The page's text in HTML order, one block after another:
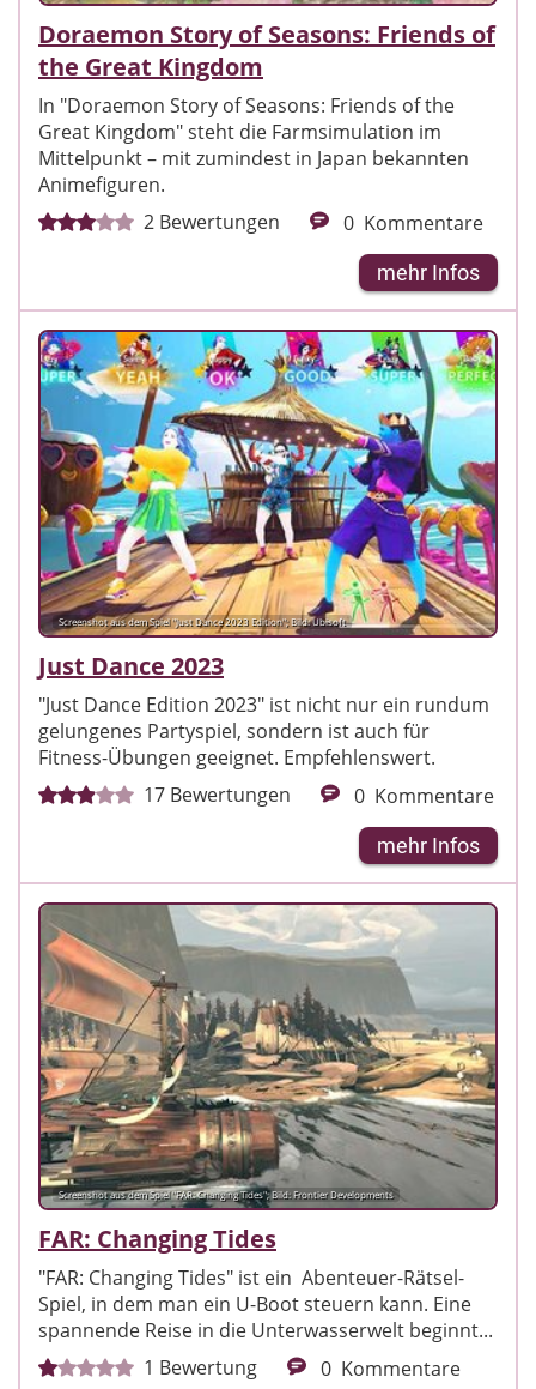
Doraemon Story of Seasons: Friends of
the Great Kingdom
In "Doraemon Story of Seasons: Friends of the
Great Kingdom" steht die Farmsimulation im
Mittelpunkt – mit zumindest in Japan bekannten
Animefiguren.
2 Bewertungen 0 Kommentare
mehr Infos
Screenshot aus dem Spiel "Just Dance 2023 Edition"; Bild: Ubisoft
Just Dance 2023
"Just Dance Edition 2023" ist nicht nur ein rundum
gelungenes Partyspiel, sondern ist auch für
Fitness-Übungen geeignet. Empfehlenswert.
17 Bewertungen 0 Kommentare
mehr Infos
Screenshot aus dem Spiel "FAR: Changing Tides"; Bild: Frontier Developments
FAR: Changing Tides
"FAR: Changing Tides" ist ein Abenteuer-Rätsel-
Spiel, in dem man ein U-Boot steuern kann. Eine
spannende Reise in die Unterwasserwelt beginnt...
1 Bewertung 0 Kommentare